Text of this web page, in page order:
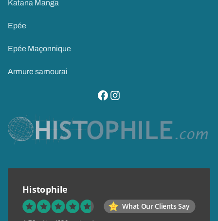
Katana Manga
Epée
Epée Maçonnique
Armure samourai
visitez notre page facebook
suivez notre compte instagram
Histophile
What Our Clients Say